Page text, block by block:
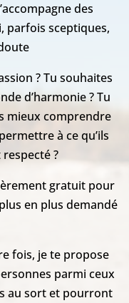
des
parfois sceptiques,
? Tu souhaites
d’harmonie ? Tu
mieux comprendre
à ce qu’ils
?
gratuit pour
en plus demandé
fois, je te propose
parmi ceux
au sort et pourront